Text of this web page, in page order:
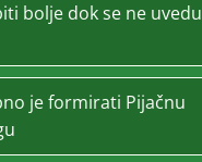
bolje dok se ne uvedu
je formirati Pijačnu